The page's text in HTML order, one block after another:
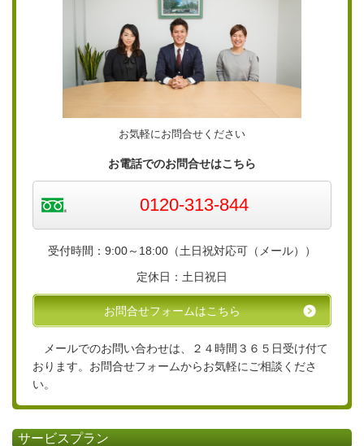
お気軽にお問合せください
お電話でのお問合せはこちら
0120-313-844
受付時間：9:00～18:00（土日祝対応可（メール））
定休日：土日祝日
お問合せフォームはこちら
メールでのお問い合わせは、２４時間３６５日受け付て
おります。お問合せフォームからお気軽にご相談くださ
い。
サービスプラン